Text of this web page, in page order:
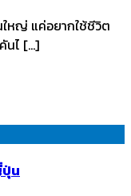
หญ่ แค่อยากใช้ชีวิต
นไ […]
น